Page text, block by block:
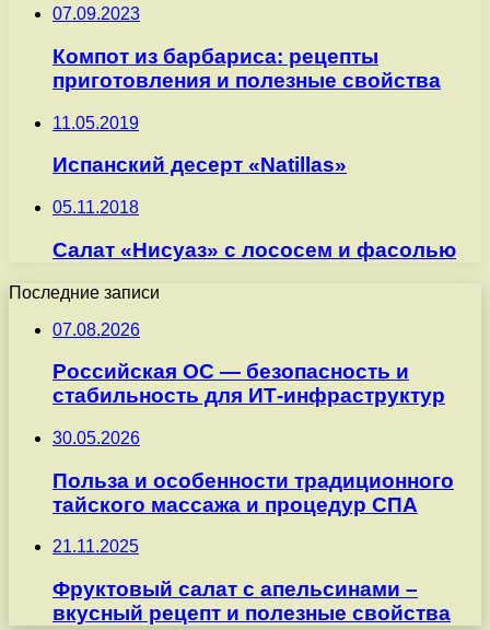
07.09.2023
Компот из барбариса: рецепты
приготовления и полезные свойства
11.05.2019
Испанский десерт «Natillas»
05.11.2018
Салат «Нисуаз» с лососем и фасолью
Последние записи
07.08.2026
Российская ОС — безопасность и
стабильность для ИТ-инфраструктур
30.05.2026
Польза и особенности традиционного
тайского массажа и процедур СПА
21.11.2025
Фруктовый салат с апельсинами –
вкусный рецепт и полезные свойства